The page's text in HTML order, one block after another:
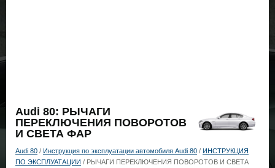
Audi 80: РЫЧАГИ
ПЕРЕКЛЮЧЕНИЯ ПОВОРОТОВ
И СВЕТА ФАР
Audi 80 / Инструкция по эксплуатации автомобиля Audi 80 / ИНСТРУКЦИЯ
ПО ЭКСПЛУАТАЦИИ / РЫЧАГИ ПЕРЕКЛЮЧЕНИЯ ПОВОРОТОВ И СВЕТА